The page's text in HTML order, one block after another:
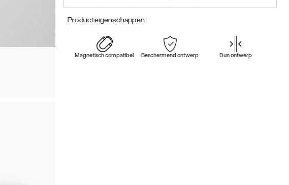
Producteigenschappen
Magnetisch compatibel Beschermend ontwerp Dun ontwerp